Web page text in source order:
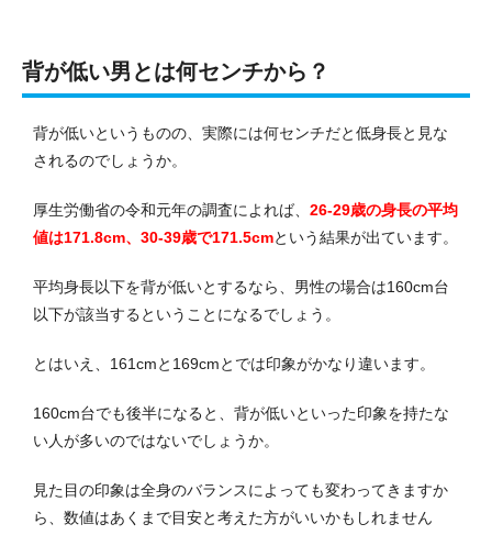
背が低い男とは何センチから？
背が低いというものの、実際には何センチだと低身長と見な
されるのでしょうか。
厚生労働省の令和元年の調査によれば、 26-29歳の身長の平均
値は171.8cm、30-39歳で171.5cmという結果が出ています。
平均身長以下を背が低いとするなら、男性の場合は160cm台
以下が該当するということになるでしょう。
とはいえ、161cmと169cmとでは印象がかなり違います。
160cm台でも後半になると、背が低いといった印象を持たな
い人が多いのではないでしょうか。
見た目の印象は全身のバランスによっても変わってきますか
ら、数値はあくまで目安と考えた方がいいかもしれません